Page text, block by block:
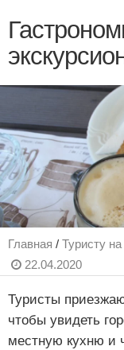
Главная / Туристу
22.04.2020
Туристы
чтобы увидеть
местную кухню и